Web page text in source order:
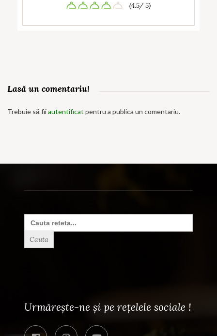
(4.5/ 5)
Lasă un comentariu!
Trebuie să fiiautentificat pentru a publica un comentariu.
Search
for:
Urmărește-ne și pe rețelele sociale !